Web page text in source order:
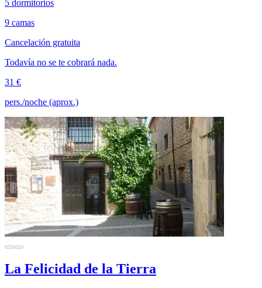
5 dormitorios
9 camas
Cancelación gratuita
Todavía no se te cobrará nada.
31 €
pers./noche (aprox.)
La Felicidad de la Tierra